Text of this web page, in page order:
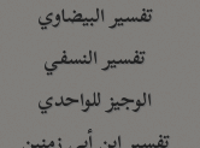
تفسير البيضاوي
تفسير النسفي
الوجيز للواحدي